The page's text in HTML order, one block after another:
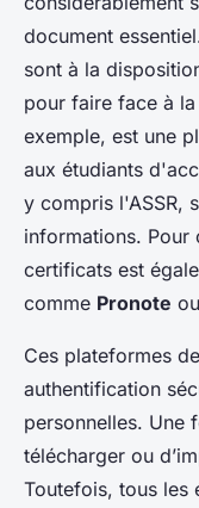
document
sont à la
pour faire face à
exemple, est une
aux étudiants
y compris l'ASSR,
informations. Pour
certificats est
comme Pronote
Ces plateformes
authentification
personnelles. Une
télécharger ou
Toutefois, tous les